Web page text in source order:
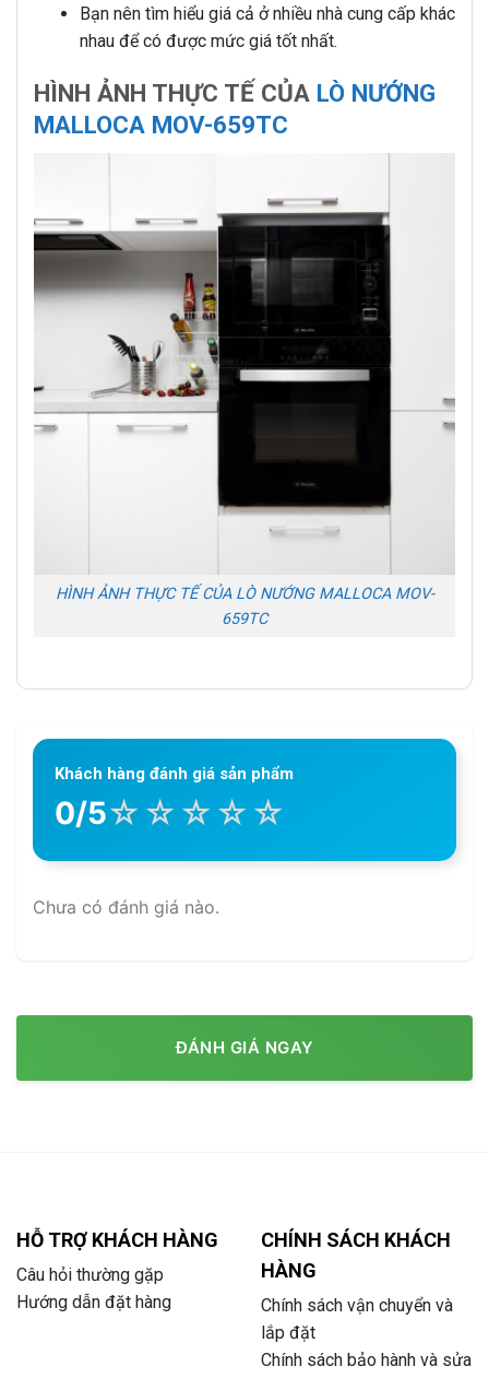
Bạn nên tìm hiểu giá cả ở nhiều nhà cung cấp khác
nhau để có được mức giá tốt nhất.
HÌNH ẢNH THỰC TẾ CỦA LÒ NƯỚNG
MALLOCA MOV-659TC
HÌNH ẢNH THỰC TẾ CỦA LÒ NƯỚNG MALLOCA MOV-
659TC
Khách hàng đánh giá sản phẩm
0/5☆ ☆ ☆ ☆ ☆
Chưa có đánh giá nào.
ĐÁNH GIÁ NGAY
HỖ TRỢ KHÁCH HÀNG
Câu hỏi thường gặp
Hướng dẫn đặt hàng
CHÍNH SÁCH KHÁCH
HÀNG
Chính sách vận chuyển và
lắp đặt
Chính sách bảo hành và sửa